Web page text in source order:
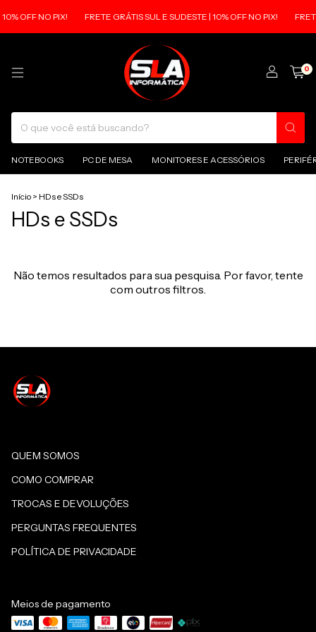
OFF NO PIX! FRETE GRÁTIS SUL E SUDESTE | 10% OFF NO PIX!
0
NOTEBOOKS PC DE MESA MONITORES E ACESSÓRIOS
Início > HDs e SSDs
HDs e SSDs
Não temos resultados para sua pesquisa. Por favor, tente
com outros filtros.
QUEM SOMOS
COMO COMPRAR
TROCAS E DEVOLUÇÕES
PERGUNTAS FREQUENTES
POLÍTICA DE PRIVACIDADE
Meios de pagamento